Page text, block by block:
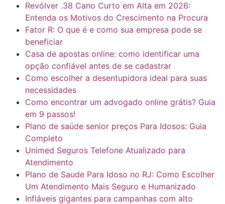
Revólver .38 Cano Curto em Alta em 2026:
Entenda os Motivos do Crescimento na Procura
Fator R: O que é e como sua empresa pode se
beneficiar
Casa de apostas online: como identificar uma
opção confiável antes de se cadastrar
Como escolher a desentupidora ideal para suas
necessidades
Como encontrar um advogado online grátis? Guia
em 9 passos!
Plano de saúde senior preços Para Idosos: Guia
Completo
Unimed Seguros Telefone Atualizado para
Atendimento
Plano de Saude Para Idoso no RJ: Como Escolher
Um Atendimento Mais Seguro e Humanizado
Infláveis gigantes para campanhas com alto